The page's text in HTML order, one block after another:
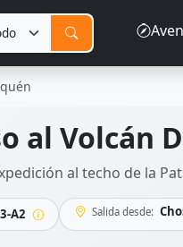
al Volcán
al techo de la
A2 Salida desde: